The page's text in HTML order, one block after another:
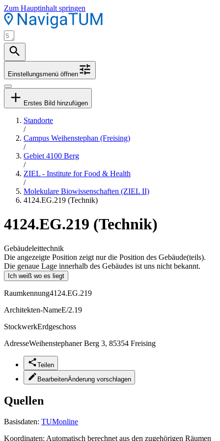
Zum Hauptinhalt springen
Einstellungsmenü öffnen
Erstes Bild hinzufügen
Standorte
/
Campus Weihenstephan (Freising)
/
Gebiet 4100 Berg
/
ZIEL - Institute for Food & Health
/
Molekulare Biowissenschaften (ZIEL II)
4124.EG.219 (Technik)
4124.EG.219 (Technik)
Gebäudeleittechnik
Die angezeigte Position zeigt nur die Position des Gebäude(teils).
Die genaue Lage innerhalb des Gebäudes ist uns nicht bekannt.
Ich weiß wo es liegt
Raumkennung4124.EG.219
Architekten-NameE/2.19
StockwerkErdgeschoss
AdresseWeihenstephaner Berg 3, 85354 Freising
Teilen
BearbeitenÄnderung vorschlagen
Quellen
Basisdaten: TUMonline
Koordinaten: Automatisch berechnet aus den zugehörigen Räumen